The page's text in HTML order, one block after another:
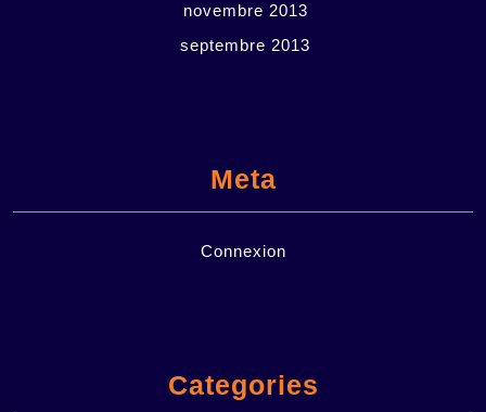
novembre 2013
septembre 2013
Meta
Connexion
Categories